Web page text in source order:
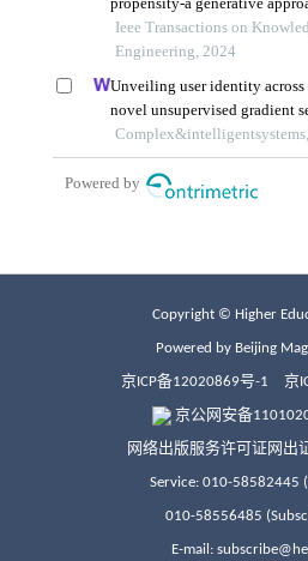
Copyright © Higher
Powered by Beijing
京ICP备12020869号-1 京
京公网安备
网络出版服务许可证网出
Service: 010-58582445
010-58556485
E-mail: